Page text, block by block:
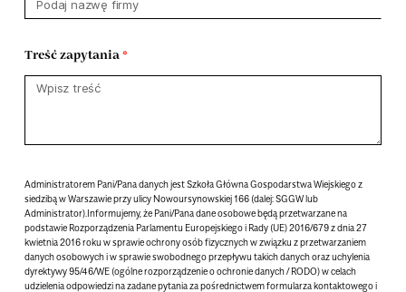
Treść zapytania
Administratorem Pani/Pana danych jest Szkoła Główna Gospodarstwa Wiejskiego z
siedzibą w Warszawie przy ulicy Nowoursynowskiej 166 (dalej: SGGW lub
Administrator).Informujemy, że Pani/Pana dane osobowe będą przetwarzane na
podstawie Rozporządzenia Parlamentu Europejskiego i Rady (UE) 2016/679 z dnia 27
kwietnia 2016 roku w sprawie ochrony osób fizycznych w związku z przetwarzaniem
danych osobowych i w sprawie swobodnego przepływu takich danych oraz uchylenia
dyrektywy 95/46/WE (ogólne rozporządzenie o ochronie danych / RODO) w celach
udzielenia odpowiedzi na zadane pytania za pośrednictwem formularza kontaktowego i